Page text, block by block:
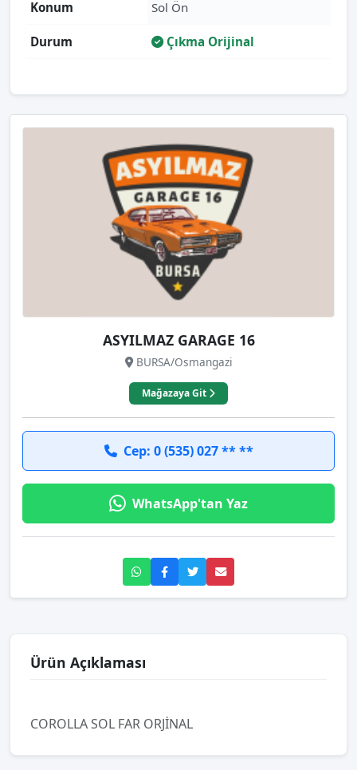
Konum Sol Ön
Durum Çıkma Orijinal
ASYILMAZ GARAGE 16
BURSA/Osmangazi
Mağazaya Git
Cep: 0 (535) 027 ** **
WhatsApp'tan Yaz
Ürün Açıklaması
COROLLA SOL FAR ORJİNAL